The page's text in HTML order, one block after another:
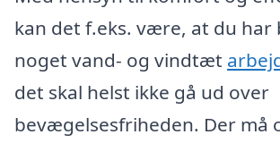
kan det f.eks. være, at du
noget vand- og vindtæt
det skal helst ikke gå ud over
bevægelsesfriheden. Der må